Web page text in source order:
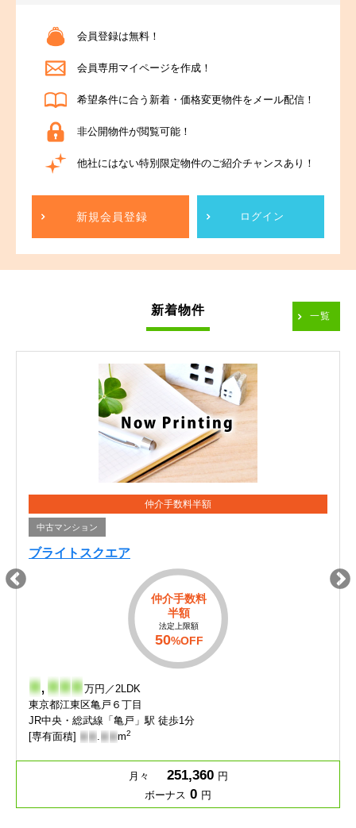
会員登録は無料！
会員専用マイページを作成！
希望条件に合う新着・価格変更物件をメール配信！
非公開物件が閲覧可能！
他社にはない特別限定物件のご紹介チャンスあり！
新規会員登録 ログイン
新着物件 一覧
仲介手数料半額
中古マンション
ブライトスクエア
仲介手数料
半額
法定上限額
50%OFF
- ,- - - 万円／2LDK
東京都江東区亀戸６丁目
JR中央・総武線「亀戸」駅 徒歩1分
[専有面積] - - .- - m2
月々 251,360 円
ボーナス 0 円